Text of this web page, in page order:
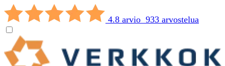
4.8 arvio 933 arvostelua